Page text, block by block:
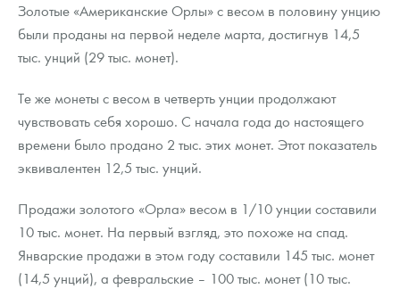
Золотые «Американские Орлы» с весом в половину унцию
были проданы на первой неделе марта, достигнув 14,5
тыс. унций (29 тыс. монет).
Те же монеты с весом в четверть унции продолжают
чувствовать себя хорошо. С начала года до настоящего
времени было продано 2 тыс. этих монет. Этот показатель
эквивалентен 12,5 тыс. унций.
Продажи золотого «Орла» весом в 1/10 унции составили
10 тыс. монет. На первый взгляд, это похоже на спад.
Январские продажи в этом году составили 145 тыс. монет
(14,5 унций), а февральские – 100 тыс. монет (10 тыс.